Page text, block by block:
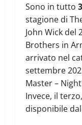
Sono in tutto
stagione di
John Wick del
Brothers in
arrivato nel
settembre
Master –
Invece, il
disponibile